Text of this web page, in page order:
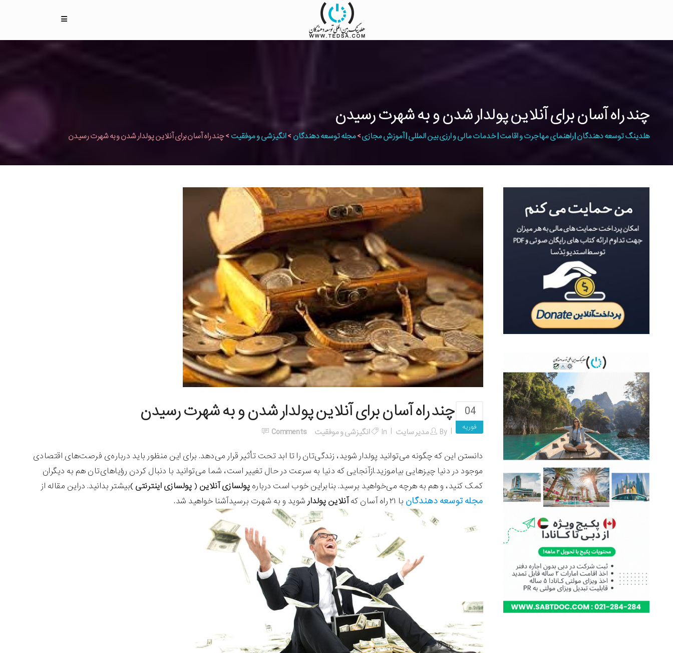
چند راه آسان برای آنلاین پولدار شدن و به شهرت رسیدن
هلدینگ توسعه دهندگان | راهنمای مهاجرت و اقامت | خدمات مالی و ارزی بین المللی | آموزش مجازی>مجله توسعه دهندگان >انگیزشی و موفقیت >چند راه آسان برای آنلاین پولدار شدن و به شهرت رسیدن
04
فوریه
چند راه آسان برای آنلاین پولدار شدن و به شهرت رسیدن
By مدیر سایت In انگیزشی و موفقیت Comments
دانستن این ‌که چگونه می‌توانید پولدار شوید، زندگی‌تان را تا ابد تحت تأثیر قرار می‌دهد. برای این منظور باید درباره‌ی فرصت‌های اقتصادی
موجود در دنیا چیزهایی بیاموزید.ازآنجایی که دنیا به سرعت در حال تغییر است، شما می‌توانید با دنبال کردن رؤیاهای‌تان هم به دیگران
کمک کنید، و هم به هرچه می‌خواهید برسید. بنابراین خوب است درباره پولسازی آنلاین ( پولسازی اینترنتی )بیشتر بدانید. دراین مقاله از
مجله توسعه دهندگان با ۲۱ راه آسان که آنلاین پولدار شوید و به شهرت برسیدآشنا خواهید شد.